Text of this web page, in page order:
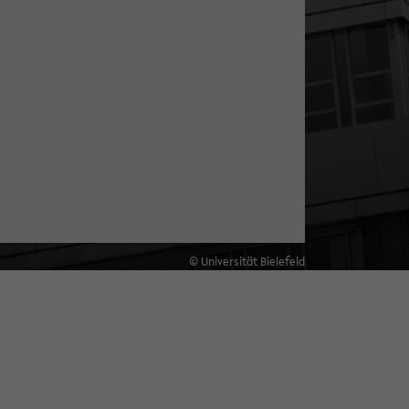
© Universität Bielefeld